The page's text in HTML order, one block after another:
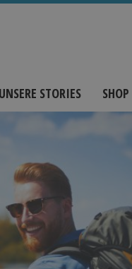
UNSERE STORIES SHOP